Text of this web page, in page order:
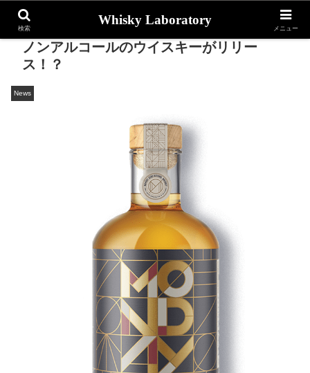
ノンアルコールのウイスキーがリリー
ス！？
News
検索
Whisky Laboratory
メニュー